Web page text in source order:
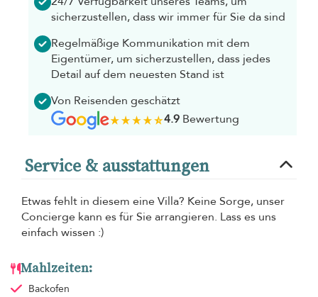
sicherzustellen, dass wir immer für Sie da sind
Regelmäßige Kommunikation mit dem
Eigentümer, um sicherzustellen, dass jedes
Detail auf dem neuesten Stand ist
Von Reisenden geschätzt
4.9Bewertung
Service & ausstattungen
Etwas fehlt in diesem eine Villa? Keine Sorge, unser
Concierge kann es für Sie arrangieren. Lass es uns
einfach wissen :)
Mahlzeiten:
Backofen